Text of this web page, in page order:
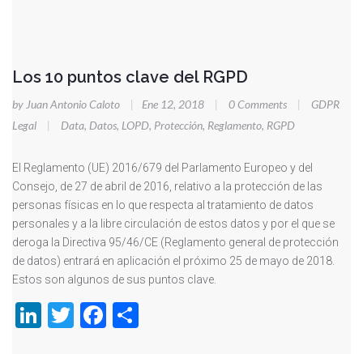
Los 10 puntos clave del RGPD
by Juan Antonio Caloto | Ene 12, 2018 | 0 Comments |
GDPR
Legal
| Data, Datos, LOPD, Protección, Reglamento, RGPD
El Reglamento (UE) 2016/679 del Parlamento Europeo y del
Consejo, de 27 de abril de 2016, relativo a la protección de las
personas físicas en lo que respecta al tratamiento de datos
personales y a la libre circulación de estos datos y por el que se
deroga la Directiva 95/46/CE (Reglamento general de protección
de datos) entrará en aplicación el próximo 25 de mayo de 2018.
Estos son algunos de sus puntos clave.
LinkedIn
TwitterFacebook